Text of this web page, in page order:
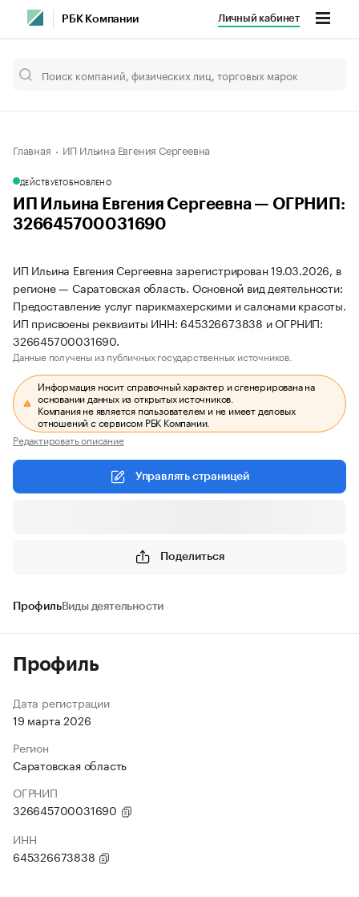
РБК Компании Личный кабинет
Главная ИП Ильина Евгения Сергеевна
ДЕЙСТВУЕТОБНОВЛЕНО
ИП Ильина Евгения Сергеевна — ОГРНИП:
326645700031690
ИП Ильина Евгения Сергеевна зарегистрирован 19.03.2026, в
регионе — Саратовская область. Основной вид деятельности:
Предоставление услуг парикмахерскими и салонами красоты.
ИП присвоены реквизиты ИНН: 645326673838 и ОГРНИП:
326645700031690.
Данные получены из публичных государственных источников.
Информация носит справочный характер и сгенерирована на
основании данных из открытых источников.
Компания не является пользователем и не имеет деловых
отношений с сервисом РБК Компании.
Редактировать описание
Управлять страницей
Поделиться
ПрофильВиды деятельности
Профиль
Дата регистрации
19 марта 2026
Регион
Саратовская область
ОГРНИП
326645700031690
ИНН
645326673838